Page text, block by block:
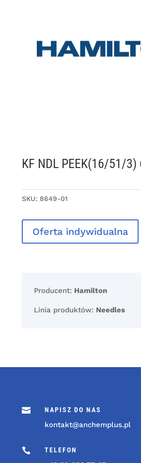
KF NDL PEEK(16/51/3)
SKU: 8649-01
Oferta indywidualna
Producent: Hamilton
Linia produktów: Needles
 NAPISZ DO NAS
kontakt@anchemplus.pl
 TELEFON